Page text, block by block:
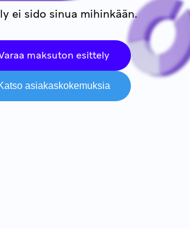
ei sido sinua mihinkään.
maksuton esittely
asiakaskokemuksia